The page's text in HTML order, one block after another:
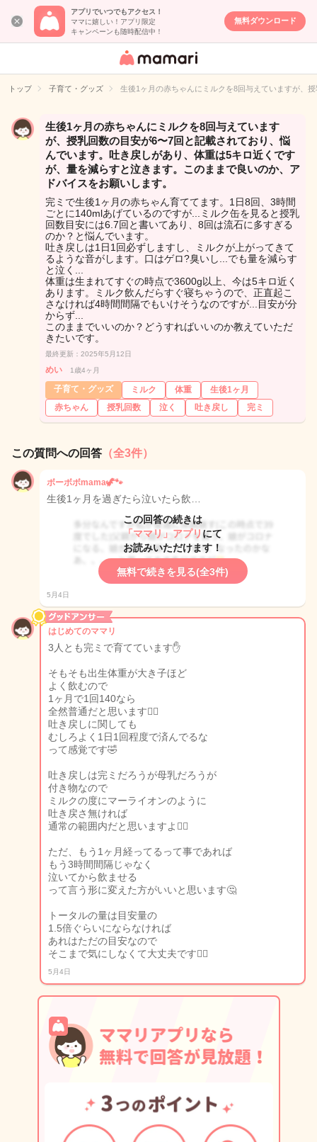
アプリでいつでもアクセス！
ママに嬉しい！アプリ限定
キャンペーンも随時配信中！
無料ダウンロード
女性専用匿名QA
イト
トップ 子育て・グッズ 生後1ヶ月の赤ちゃんにミルクを8回与えていますが、
生後1ヶ月の赤ちゃんにミルクを8回与えています
が、授乳回数の目安が6〜7回と記載されており、悩
んでいます。吐き戻しがあり、体重は5キロ近くです
が、量を減らすと泣きます。このままで良いのか、ア
ドバイスをお願いします。
完ミで生後1ヶ月の赤ちゃん育ててます。1日8回、3時間
ごとに140mlあげているのですが...ミルク缶を見ると授乳
回数目安には6.7回と書いてあり、8回は流石に多すぎる
のか？と悩んでいます。
吐き戻しは1日1回必ずしますし、ミルクが上がってきて
るような音がします。口はゲロ?臭いし...でも量を減らす
と泣く...
体重は生まれてすぐの時点で3600g以上、今は5キロ近く
あります。ミルク飲んだらすぐ寝ちゃうので、正直起こ
さなければ4時間間隔でもいけそうなのですが...目安が分
からず...
このままでいいのか？どうすればいいのか教えていただ
きたいです。
最終更新：2025年5月12日
めい 1歳4ヶ月
子育て・グッズ ミルク 体重
生後1ヶ月
赤ちゃん
授乳回数 泣く 吐き戻し 完ミ
この質問への回答 （全3件）
ボーボボmama🦖🐾
生後1ヶ月を過ぎたら泣いたら飲…
この回答の続きは
「ママリ」アプリ にて
お読みいただけます！
無料で続きを見る(全3件)
5月4日
はじめてのママリ
3人とも完ミで育てています✋
そもそも出生体重が大き子ほど
よく飲むので
1ヶ月で1回140なら
全然普通だと思います🙆‍♀️
吐き戻しに関しても
むしろよく1日1回程度で済んでるな
って感覚です🤣
吐き戻しは完ミだろうが母乳だろうが
付き物なので
ミルクの度にマーライオンのように
吐き戻さ無ければ
通常の範囲内だと思いますよ🙆‍♀️
ただ、もう1ヶ月経ってるって事であれば
もう3時間間隔じゃなく
泣いてから飲ませる
って言う形に変えた方がいいと思います🤔
トータルの量は目安量の
1.5倍ぐらいにならなければ
あれはただの目安なので
そこまで気にしなくて大丈夫です🙆‍♀️
5月4日